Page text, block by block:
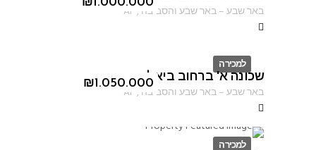
באר שבע–באר שבע והסביבה ,
AF
למכירה
ID
₪1.050.000
שכונה א' ברחוב ביאליק
באר שבע–באר שבע והסביבה ,
AF
למכירה